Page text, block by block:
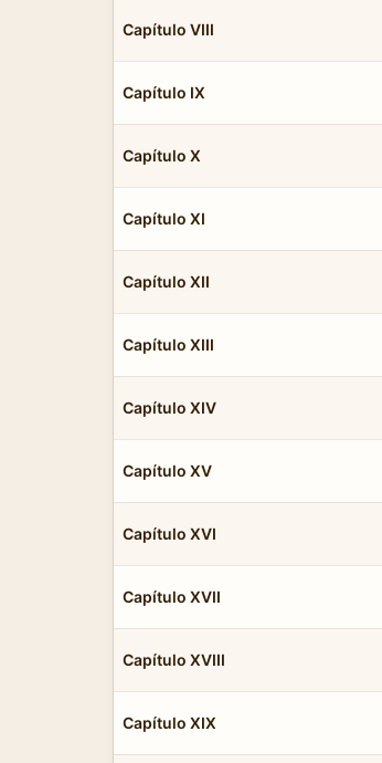
Capítulo VIII
Capítulo IX
Capítulo X
Capítulo XI
Capítulo XII
Capítulo XIII
Capítulo XIV
Capítulo XV
Capítulo XVI
Capítulo XVII
Capítulo XVIII
Capítulo XIX